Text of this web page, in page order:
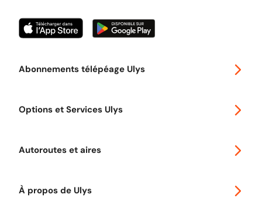
Abonnements télépéage Ulys
Options et Services Ulys
Autoroutes et aires
À propos de Ulys